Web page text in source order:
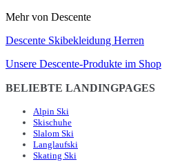
Mehr von Descente
Descente Skibekleidung Herren
Unsere Descente-Produkte im Shop
BELIEBTE LANDINGPAGES
Alpin Ski
Skischuhe
Slalom Ski
Langlaufski
Skating Ski